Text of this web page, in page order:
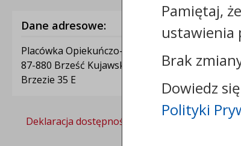
Dane adresowe:
Placówka Opiekuńczo-Wychowawcza Jaś
87-880 Brześć Kujawski
Brzezie 35 E
Deklaracja dostępności Polityka prywatności
Pamiętaj,
ustawienia
Brak
Dowiedz
Polityki